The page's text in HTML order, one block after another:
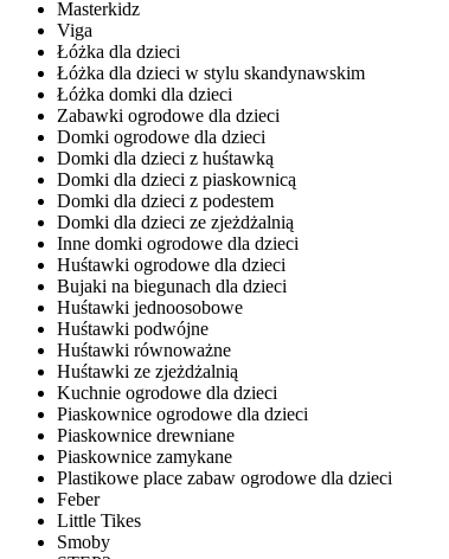
Masterkidz
Viga
Łóżka dla dzieci
Łóżka dla dzieci w stylu skandynawskim
Łóżka domki dla dzieci
Zabawki ogrodowe dla dzieci
Domki ogrodowe dla dzieci
Domki dla dzieci z huśtawką
Domki dla dzieci z piaskownicą
Domki dla dzieci z podestem
Domki dla dzieci ze zjeżdżalnią
Inne domki ogrodowe dla dzieci
Huśtawki ogrodowe dla dzieci
Bujaki na biegunach dla dzieci
Huśtawki jednoosobowe
Huśtawki podwójne
Huśtawki równoważne
Huśtawki ze zjeżdżalnią
Kuchnie ogrodowe dla dzieci
Piaskownice ogrodowe dla dzieci
Piaskownice drewniane
Piaskownice zamykane
Plastikowe place zabaw ogrodowe dla dzieci
Feber
Little Tikes
Smoby